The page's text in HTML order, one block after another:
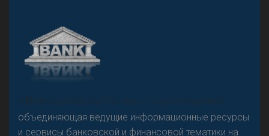
«Н
овости Банков России» – группа компаний,
объединяющая ведущие информационные ресурсы
и сервисы банковской и финансовой тематики на